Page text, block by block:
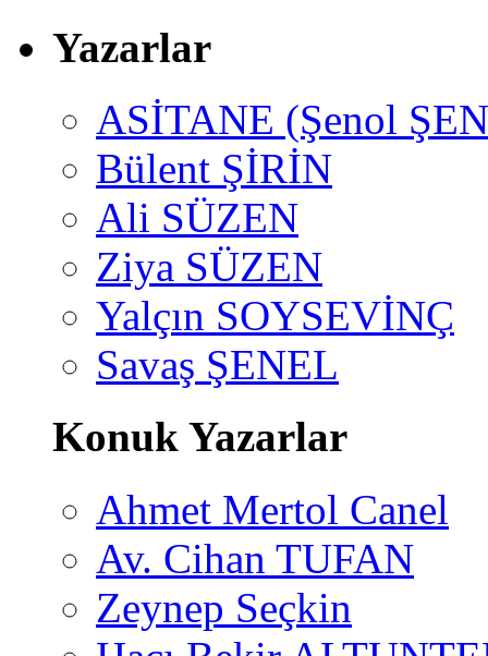
Yazarlar
ASİTANE (Şenol
Bülent ŞİRİN
Ali SÜZEN
Ziya SÜZEN
Yalçın SOYSEVİNÇ
Savaş ŞENEL
Konuk Yazarlar
Ahmet Mertol Canel
Av. Cihan TUFAN
Zeynep Seçkin